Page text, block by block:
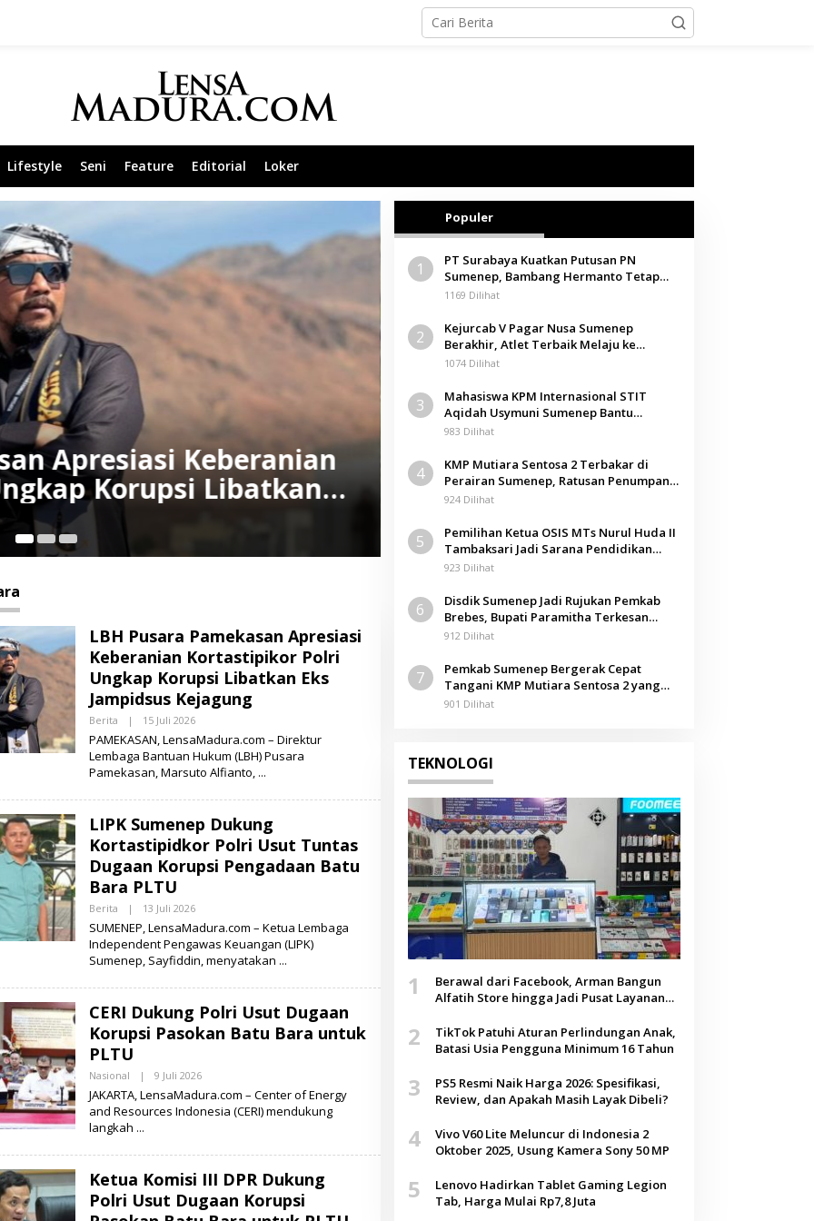
Lifestyle Seni Feature Editorial Loker
Kortastipidkor Polri
Korupsi Pengadaan Batu
Nasional
CERI Dukung Polri Usut
Pasokan Batu Bara untuk
LBH Pusara Pamekasan Apresiasi
Keberanian Kortastipikor Polri
Ungkap Korupsi Libatkan Eks
Jampidsus Kejagung
Berita | 15 Juli 2026O
E
H
L
A
M
A
U
PAMEKASAN, LensaMadura.com – Direktur
Lembaga Bantuan Hukum (LBH) Pusara
Pamekasan, Marsuto Alfianto,
LIPK Sumenep Dukung
Kortastipidkor Polri Usut Tuntas
Dugaan Korupsi Pengadaan Batu
Bara PLTU
Berita | 13 Juli 2026O
E
H
L
E
M
A
R
SUMENEP, LensaMadura.com – Ketua Lembaga
Independent Pengawas Keuangan (LIPK)
Sumenep, Sayfiddin, menyatakan
CERI Dukung Polri Usut Dugaan
Korupsi Pasokan Batu Bara untuk
PLTU
Nasional | 9 Juli 2026O
E
H
A
M
A
D
JAKARTA, LensaMadura.com – Center of Energy
and Resources Indonesia (CERI) mendukung
langkah
Ketua Komisi III DPR Dukung
Polri Usut Dugaan Korupsi
Populer
1
PT Surabaya Kuatkan Putusan PN
Sumenep, Bambang Hermanto Tetap
Dinyatakan Pemilik Sah Tanah di
1169 Dilihat
2
Kejurcab V Pagar Nusa Sumenep
Berakhir, Atlet Terbaik Melaju ke
Kejurwil Jatim
1074 Dilihat
3
Mahasiswa KPM Internasional STIT
Aqidah Usymuni Sumenep Bantu
Pengurusan Jenazah WNI di Malaysia
983 Dilihat
4
KMP Mutiara Sentosa 2 Terbakar di
Perairan Sumenep, Ratusan Penumpang
Dievakuasi
924 Dilihat
5
Pemilihan Ketua OSIS MTs Nurul Huda II
Tambaksari Jadi Sarana Pendidikan
Demokrasi bagi Siswa
923 Dilihat
6
Disdik Sumenep Jadi Rujukan Pemkab
Brebes, Bupati Paramitha Terkesan
Pendidikan Berbasis Budaya
912 Dilihat
7
Pemkab Sumenep Bergerak Cepat
Tangani KMP Mutiara Sentosa 2 yang
Terbakar
901 Dilihat
TEKNOLOGI
1
Berawal dari Facebook, Arman Bangun
Alfatih Store hingga Jadi Pusat Layanan
2
TikTok Patuhi Aturan Perlindungan Anak,
Batasi Usia Pengguna Minimum 16 Tahun
3
PS5 Resmi Naik Harga 2026: Spesifikasi,
Review, dan Apakah Masih Layak Dibeli?
4
Vivo V60 Lite Meluncur di Indonesia 2
Oktober 2025, Usung Kamera Sony 50 MP
5
Lenovo Hadirkan Tablet Gaming Legion
Tab, Harga Mulai Rp7,8 Juta